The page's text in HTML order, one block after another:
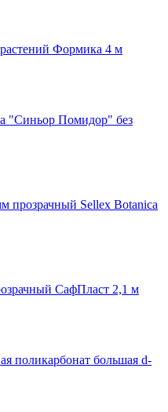
Формика 4 м
"Синьор Помидор" без
прозрачный Sellex Botanica
СафПласт 2,1 м
поликарбонат большая d-